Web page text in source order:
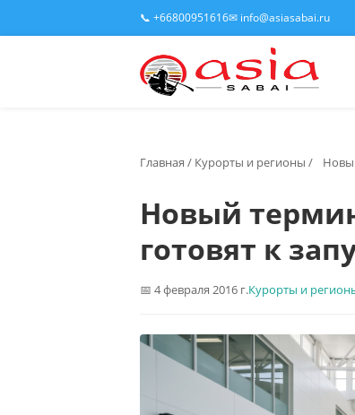
📞 +66800951616✉ info@asiasabai.ru
Главная / Курорты и регионы /
Новый
готовят к
4 февраля 2016 г.Курорты и